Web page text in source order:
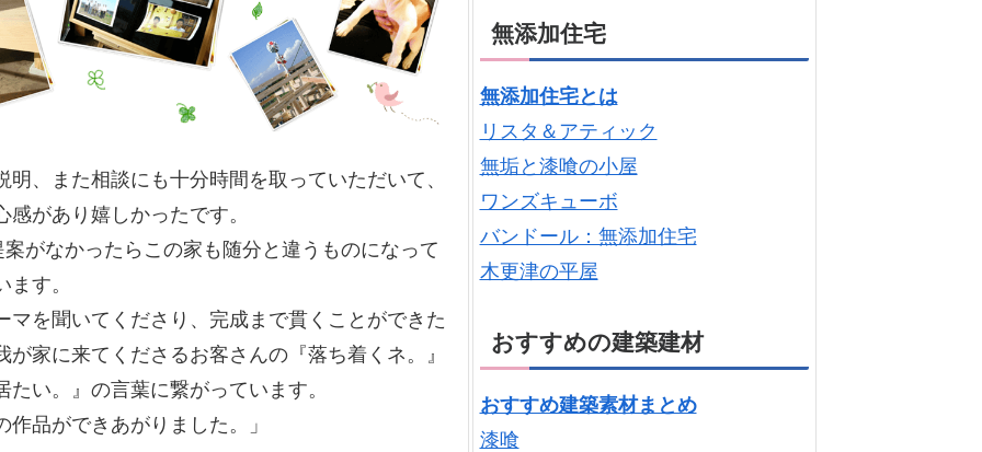
明、また相談にも十分時間を取っていただいて、
感があり嬉しかったです。
案がなかったらこの家も随分と違うものになって
ます。
マを聞いてくださり、完成まで貫くことができた
が家に来てくださるお客さんの『落ち着くネ。』
たい。』の言葉に繋がっています。
作品ができあがりました。」
無添加住宅
無添加住宅とは
リスタ＆アティック
無垢と漆喰の小屋
ワンズキューボ
バンドール：無添加住宅
木更津の平屋
おすすめの建築建材
おすすめ建築素材まとめ
漆喰